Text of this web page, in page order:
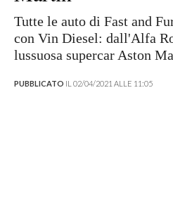
Tutte le auto di Fast and
con Vin Diesel: dall'Alfa
lussuosa supercar Aston
PUBBLICATO IL 02/04/2021 ALLE 11:05